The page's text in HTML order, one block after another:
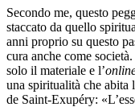
Secondo me, questo
staccato da quello
anni proprio su questo
cura anche come
solo il materiale e l’
una spiritualità che abita
de Saint-Exupéry: